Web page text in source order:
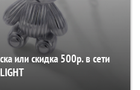
или скидка 500р. в сети